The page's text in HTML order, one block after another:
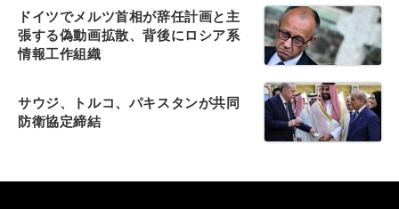
ドイツでメルツ首相が辞任計画と主
張する偽動画拡散、背後にロシア系
情報工作組織
サウジ、トルコ、パキスタンが共同
防衛協定締結